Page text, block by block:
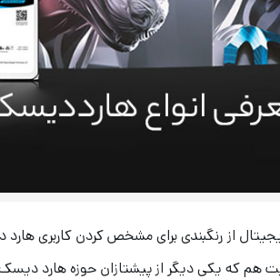
از رنگبندی برای مشخص کردن کاربری
هم که یکی دیگر از پیشتازان حوزه هارد